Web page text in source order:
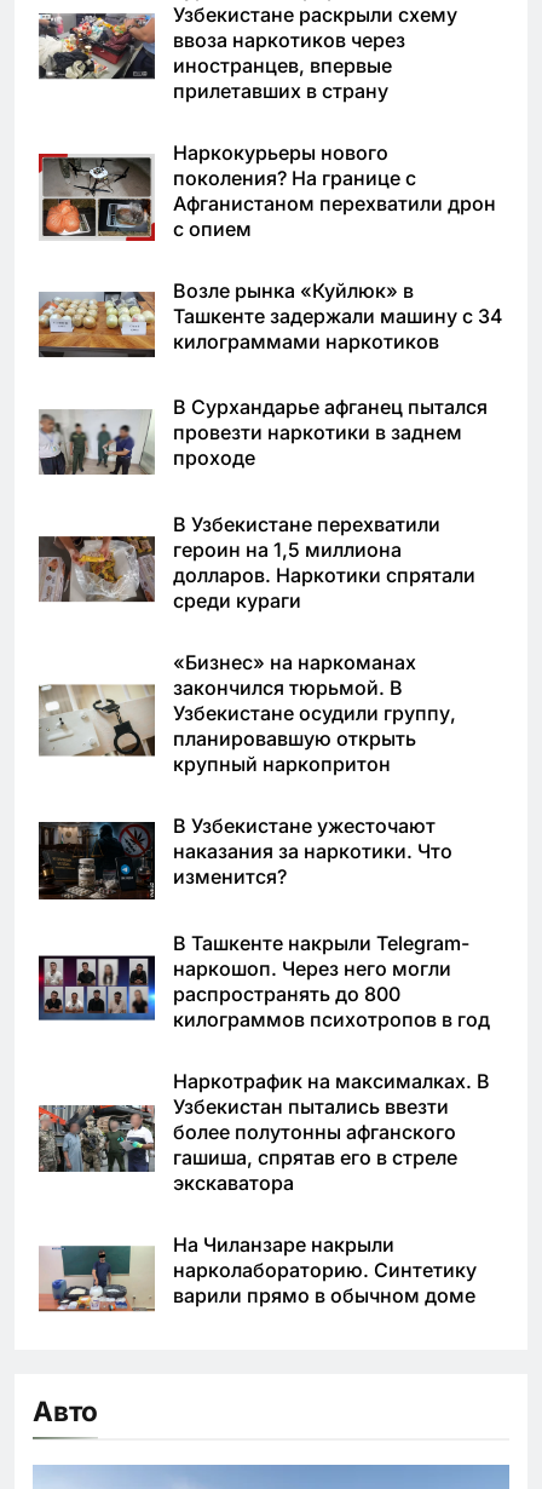
Узбекистане раскрыли схему
ввоза наркотиков через
иностранцев, впервые
прилетавших в страну
Наркокурьеры нового
поколения? На границе с
Афганистаном перехватили дрон
с опием
Возле рынка «Куйлюк» в
Ташкенте задержали машину с 34
килограммами наркотиков
В Сурхандарье афганец пытался
провезти наркотики в заднем
проходе
В Узбекистане перехватили
героин на 1,5 миллиона
долларов. Наркотики спрятали
среди кураги
«Бизнес» на наркоманах
закончился тюрьмой. В
Узбекистане осудили группу,
планировавшую открыть
крупный наркопритон
В Узбекистане ужесточают
наказания за наркотики. Что
изменится?
В Ташкенте накрыли Telegram-
наркошоп. Через него могли
распространять до 800
килограммов психотропов в год
Наркотрафик на максималках. В
Узбекистан пытались ввезти
более полутонны афганского
гашиша, спрятав его в стреле
экскаватора
На Чиланзаре накрыли
нарколабораторию. Синтетику
варили прямо в обычном доме
Авто